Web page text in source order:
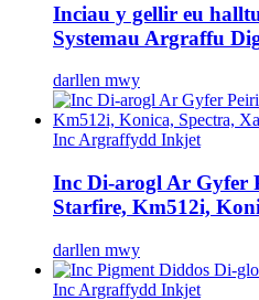
Inciau y gellir eu
Systemau Argraffu
darllen mwy
Inc Argraffydd Inkjet
Inc Di-arogl Ar Gyfer
Starfire, Km512i,
darllen mwy
Inc Argraffydd Inkjet